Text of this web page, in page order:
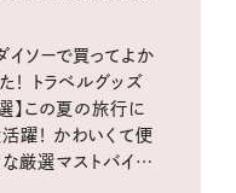
ダイソーで買ってよか
！ トラベルグッズ
】この夏の旅行に
躍！ かわいくて便
厳選マストバイア